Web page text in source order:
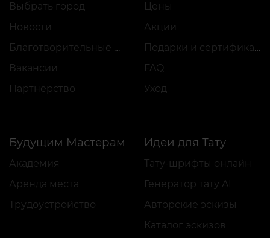
Выбрать город
Новости
Благотворительные проекты
Вакансии
Партнёрство
Цены
Акции
Подарки и сертификаты
FAQ
Уход
Будущим Мастерам
Академия
Аренда места
Трудоустройство
Идеи для Тату
Тату-шрифты онлайн
Генератор тату AI
Авторские эскизы
Каталог эскизов